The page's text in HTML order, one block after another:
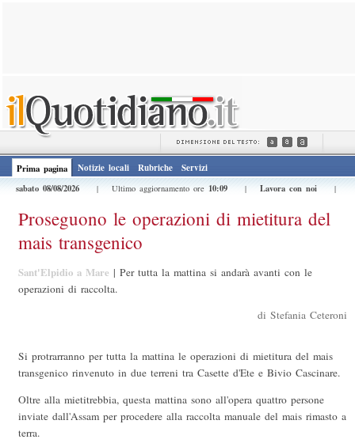
Prima pagina Notizie locali Rubriche
Servizi
sabato 08/08/2026
| Ultimo aggiornamento ore 10:09 | Lavora con noi |
Proseguono le operazioni di mietitura del
mais transgenico
Sant'Elpidio a Mare | Per tutta la mattina si andarà avanti con le
operazioni di raccolta.
di Stefania Ceteroni
Si protrarranno per tutta la mattina le operazioni di mietitura del mais
transgenico rinvenuto in due terreni tra Casette d'Ete e Bivio Cascinare.
Oltre alla mietitrebbia, questa mattina sono all'opera quattro persone
inviate dall'Assam per procedere alla raccolta manuale del mais rimasto a
terra.